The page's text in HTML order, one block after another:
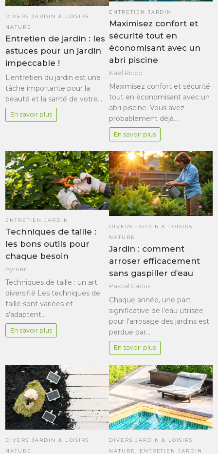
DIVERS JARDIN & LOISIRS
NATURE
Entretien de jardin : les
astuces pour un jardin
impeccable !
L’entretien du jardin est une
tâche importante pour la
beauté et la santé de votre…
En savoir plus
ENTRETIEN JARDIN
Maximisez confort et
sécurité tout en
économisant avec un
abri piscine
Kael Ricco
Maximisez confort et sécurité
tout en économisant avec un
abri piscine. Vous avez
probablement déjà…
En savoir plus
ENTRETIEN JARDIN
Techniques de taille :
les bons outils pour
chaque besoin
Aymen
Techniques de taille : un art
diversifié Les techniques de
taille sont variées et
s’adaptent…
En savoir plus
DIVERS JARDIN & LOISIRS
NATURE
Jardin : comment
arroser efficacement
sans gaspiller d’eau
Pascal Cabus
Chaque année, une part
significative de l’eau utilisée
pour l’arrosage des jardins est
perdue par…
En savoir plus
DIVERS JARDIN & LOISIRS
NATURE
DIVERS JARDIN & LOISIRS
NATURE
ENTRETIEN JARDIN